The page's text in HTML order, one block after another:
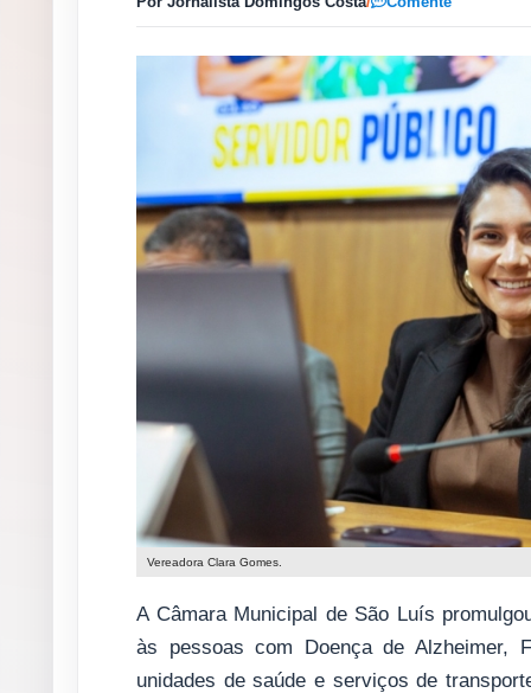
Vereadora Clara Gomes.
A Câmara Municipal de São Luís
às pessoas com Doença de Alzheimer,
unidades de saúde e serviços de